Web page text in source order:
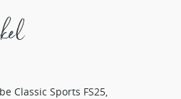
Classic Sports FS25,